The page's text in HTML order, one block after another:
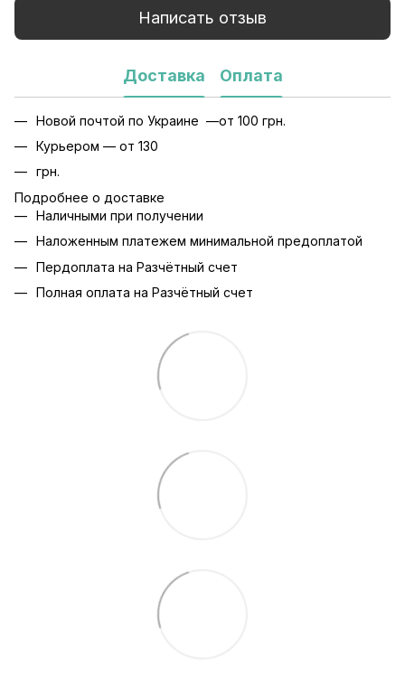
Написать отзыв
Доставка Оплата
Новой почтой по Украине —от 100 грн.
Курьером — от 130
грн.
Подробнее о доставке
Наличными при получении
Наложенным платежем минимальной предоплатой
Пердоплата на Разчётный счет
Полная оплата на Разчётный счет